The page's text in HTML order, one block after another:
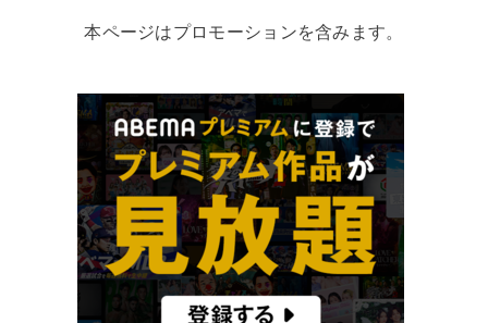
本ページはプロモーションを含みます。